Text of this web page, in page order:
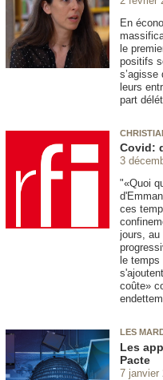
En
le
positifs
leurs
part
Covid:
3
"«Quoi
ces
jours, au
le
coûte»
LES
Les
Pacte
7 janvier